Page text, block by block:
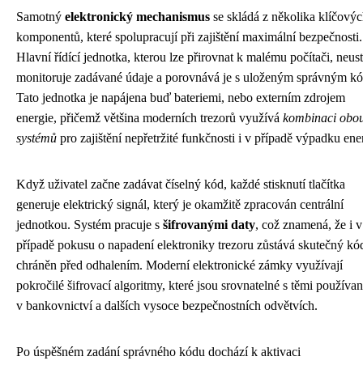
Samotný elektronický mechanismus se skládá z několika
komponentů, které spolupracují při zajištění maximální bezpečnosti.
Hlavní řídící jednotka, kterou lze přirovnat k malému počítači,
monitoruje zadávané údaje a porovnává je s uloženým správným
Tato jednotka je napájena buď bateriemi, nebo externím zdrojem
energie, přičemž většina moderních trezorů využívá kombinaci
systémů pro zajištění nepřetržité funkčnosti i v případě výpadku
Když uživatel začne zadávat číselný kód, každé stisknutí tlačítka
generuje elektrický signál, který je okamžitě zpracován centrální
jednotkou. Systém pracuje s šifrovanými daty, což znamená, že i v
případě pokusu o napadení elektroniky trezoru zůstává skutečný
chráněn před odhalením. Moderní elektronické zámky využívají
pokročilé šifrovací algoritmy, které jsou srovnatelné s těmi
v bankovnictví a dalších vysoce bezpečnostních odvětvích.
Po úspěšném zadání správného kódu dochází k aktivaci